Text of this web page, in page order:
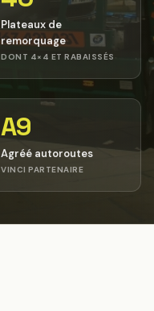
Plateaux de
remorquage
DONT 4×4 ET RABAISSÉS
A9
Agréé autoroutes
VINCI PARTENAIRE